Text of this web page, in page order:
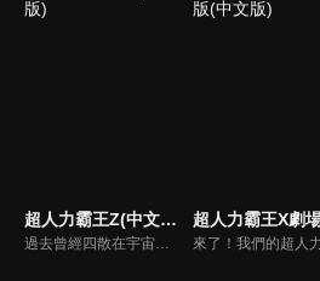
超人力霸王Z(中文版)
過去曾經四散在宇宙各處的惡魔碎片，再度讓宇宙陷入混亂。為了奪回和平的生活，超人力霸王們不停地在宇宙中奮戰。挺身面對邪惡的是超人力霸王0和弟子超人力霸王Z！Z獨自追著怪獸，來到了地球－－。當宇宙怪獸侵襲地球的瞬間，也造就了Z和遙輝的命運相會。兩位年輕人的熱血戰鬥故事，在此揭開序幕！